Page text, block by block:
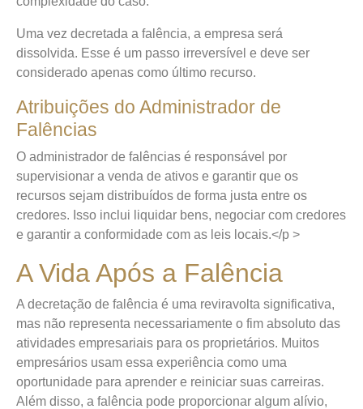
Uma vez decretada a falência, a empresa será
dissolvida. Esse é um passo irreversível e deve ser
considerado apenas como último recurso.
Atribuições do Administrador de
Falências
O administrador de falências é responsável por
supervisionar a venda de ativos e garantir que os
recursos sejam distribuídos de forma justa entre os
credores. Isso inclui liquidar bens, negociar com credores
e garantir a conformidade com as leis locais.</p >
A Vida Após a Falência
A decretação de falência é uma reviravolta significativa,
mas não representa necessariamente o fim absoluto das
atividades empresariais para os proprietários. Muitos
empresários usam essa experiência como uma
oportunidade para aprender e reiniciar suas carreiras.
Além disso, a falência pode proporcionar algum alívio,